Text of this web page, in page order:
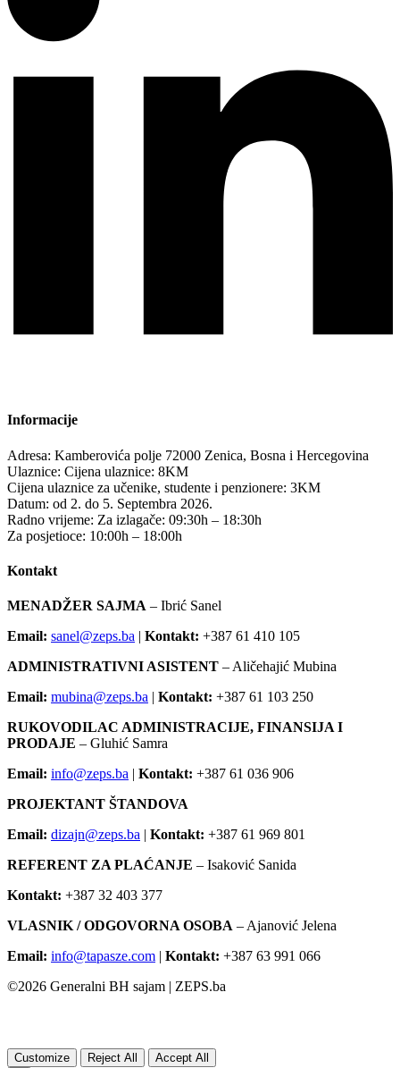
Informacije
Adresa: Kamberovića polje 72000 Zenica, Bosna i Hercegovina
Ulaznice: Cijena ulaznice: 8KM
Cijena ulaznice za učenike, studente i penzionere: 3KM
Datum: od 2. do 5. Septembra 2026.
Radno vrijeme: Za izlagače: 09:30h – 18:30h
Za posjetioce: 10:00h – 18:00h
Kontakt
MENADŽER SAJMA – Ibrić Sanel
Email: sanel@zeps.ba | Kontakt: +387 61 410 105
ADMINISTRATIVNI ASISTENT – Aličehajić Mubina
Email: mubina@zeps.ba | Kontakt: +387 61 103 250
RUKOVODILAC ADMINISTRACIJE, FINANSIJA I
PRODAJE – Gluhić Samra
Email: info@zeps.ba | Kontakt: +387 61 036 906
PROJEKTANT ŠTANDOVA
Email: dizajn@zeps.ba | Kontakt: +387 61 969 801
REFERENT ZA PLAĆANJE – Isaković Sanida
Kontakt: +387 32 403 377
VLASNIK / ODGOVORNA OSOBA – Ajanović Jelena
Email: info@tapasze.com | Kontakt: +387 63 991 066
©2026 Generalni BH sajam | ZEPS.ba
Customize Reject All Accept All